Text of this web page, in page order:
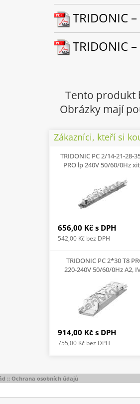
TRIDONIC
TRIDONIC
Tento produkt
Obrázky mají
Zákazníci, kteří si
TRIDONIC PC 2/14-21-28-
PRO lp 240V 50/60/0Hz
656,00 Kč s DPH
542,00 Kč bez DPH
TRIDONIC PC 2*30 T8
220-240V 50/60/0Hz A2,
914,00 Kč s DPH
755,00 Kč bez DPH
:: Ochrana osobních údajů